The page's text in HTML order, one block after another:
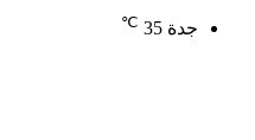
جدة 35
℃